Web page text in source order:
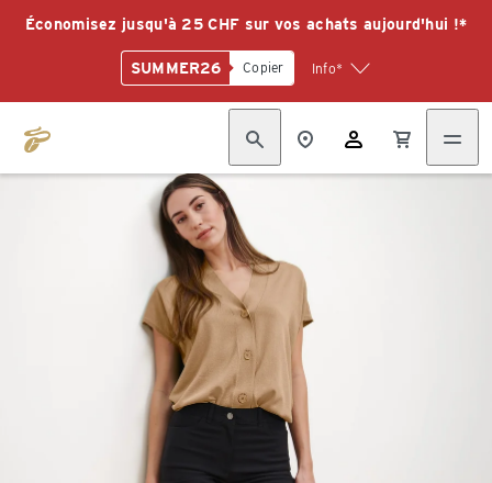
Économisez jusqu'à 25 CHF sur vos achats aujourd'hui !*
SUMMER26 Copier Info*